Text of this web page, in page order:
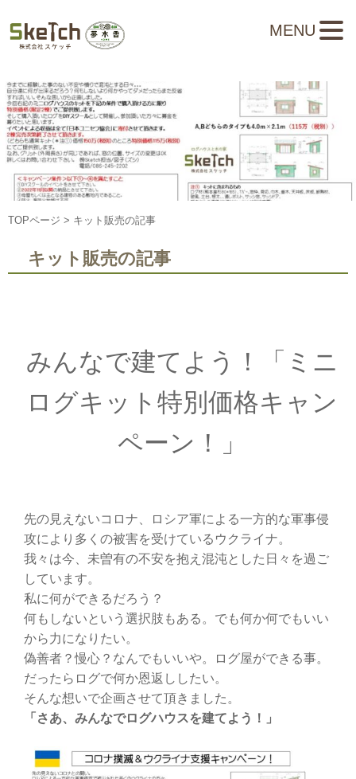
TOPページ > キット販売の記事
キット販売の記事
みんなで建てよう！「ミニ
ログキット特別価格キャン
ペーン！」
先の見えないコロナ、ロシア軍による一方的な軍事侵
攻により多くの被害を受けているウクライナ。
我々は今、未曽有の不安を抱え混沌とした日々を過ご
しています。
私に何ができるだろう？
何もしないという選択肢もある。でも何か何でもいい
から力になりたい。
偽善者？慢心？なんでもいいや。ログ屋ができる事。
だったらログで何か恩返ししたい。
そんな想いで企画させて頂きました。
「さあ、みんなでログハウスを建てよう！」
MENU